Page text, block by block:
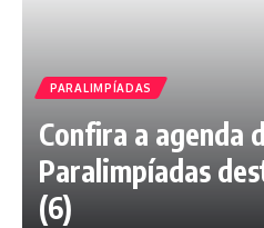
PARALIMPÍADAS
Confira a agenda
Paralimpíadas
(6)